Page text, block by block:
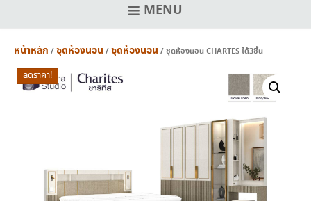
MENU
หน้าหลัก /ชุดห้องนอน /ชุดห้องนอน / ชุดห้องนอน CHARTES ได้3ชิ้น
ลดราคา!